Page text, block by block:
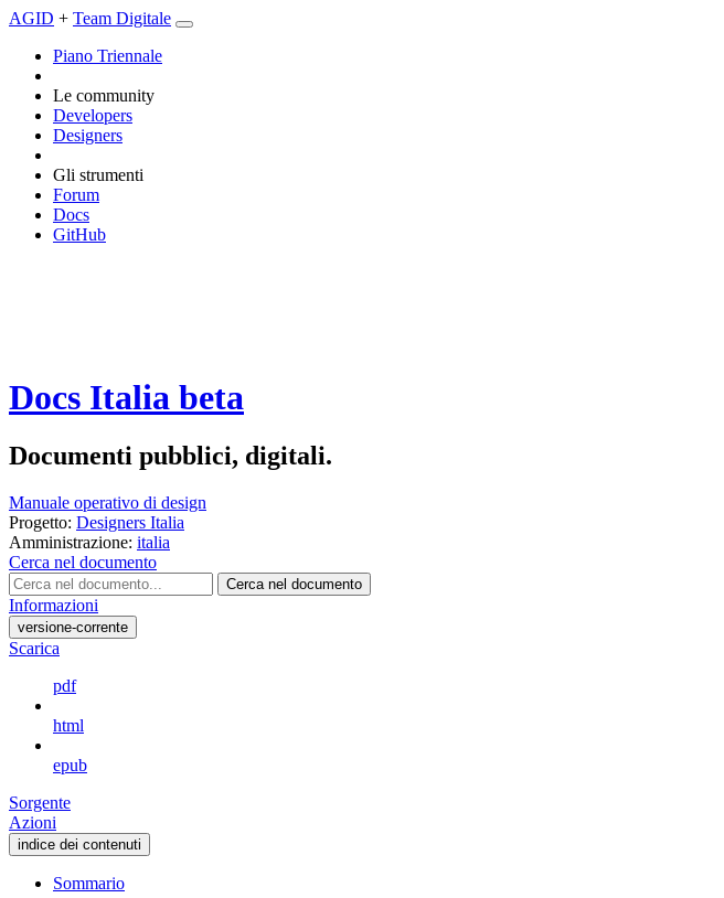
AGID + Team Digitale
Piano Triennale
Le community
Developers
Designers
Gli strumenti
Forum
Docs
GitHub
Docs Italia beta
Documenti pubblici, digitali.
Manuale operativo di design
Progetto: Designers Italia
Amministrazione: italia
Cerca nel documento
Cerca nel documento
Informazioni
versione-corrente
Scarica
pdf
html
epub
Sorgente
Azioni
indice dei contenuti
Sommario